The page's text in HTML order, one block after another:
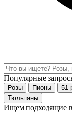
Популярные
Розы Пионы 51
Тюльпаны
Ищем подходящие